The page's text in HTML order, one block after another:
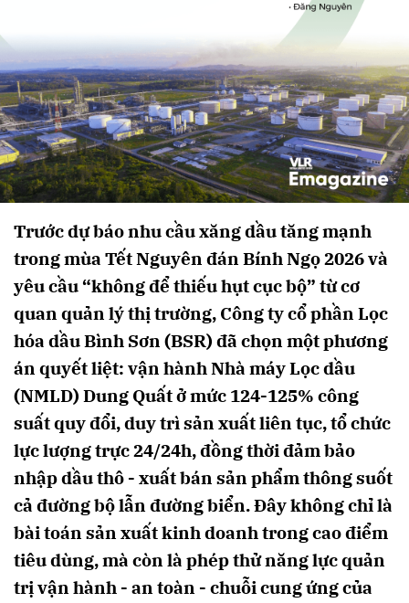
Trước dự báo nhu cầu xăng dầu tăng mạnh
trong mùa Tết Nguyên đán Bính Ngọ 2026 và
yêu cầu “không để thiếu hụt cục bộ” từ cơ
quan quản lý thị trường, Công ty cổ phần Lọc
hóa dầu Bình Sơn (BSR) đã chọn một phương
án quyết liệt: vận hành Nhà máy Lọc dầu
(NMLD) Dung Quất ở mức 124-125% công
suất quy đổi, duy trì sản xuất liên tục, tổ chức
lực lượng trực 24/24h, đồng thời đảm bảo
nhập dầu thô - xuất bán sản phẩm thông suốt
cả đường bộ lẫn đường biển. Đây không chỉ là
bài toán sản xuất kinh doanh trong cao điểm
tiêu dùng, mà còn là phép thử năng lực quản
trị vận hành - an toàn - chuỗi cung ứng của